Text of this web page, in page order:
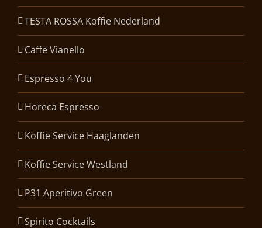
TESTA ROSSA Koffie Nederland
Caffe Vianello
Espresso 4 You
Horeca Espresso
Koffie Service Haaglanden
Koffie Service Westland
P31 Aperitivo Green
Spirito Cocktails